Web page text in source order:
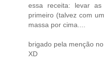
essa receita: levar
primeiro (talvez com
massa por cima....
brigado pela menção
XD